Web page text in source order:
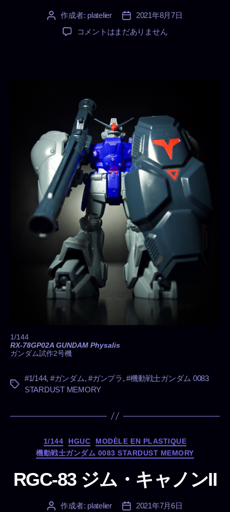
投
作成者: platelier
投
稿
日
2021年8月7日
RX-
サ
イ
サ
リ
ス
へ
の
コメントはまだありません
1/144
RX-78GP02A GUNDAM Physalis
ガンダム試作2号機
タ
#1/144, #ガンダム,#ガンプラ,#機動戦士ガンダム 0083
STARDUST MEMORY
カ
テ
ゴ
ー
1/144 HGUC
MODÈLE EN PLASTIQUE
機動戦士ガンダム 0083 STARDUST MEMORY
RGC-83 ジム・キャノンII
投
作成者: platelier
投
2021年7月6日